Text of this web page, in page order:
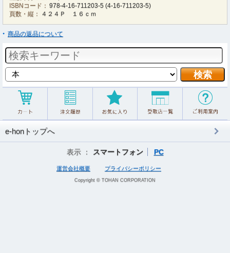
ISBNコード： 978-4-16-711203-5 (4-16-711203-5)
頁数・縦：
４２４Ｐ １６ｃｍ
商品の返品について
e-honトップへ
表示 ： スマートフォン PC
運営会社概要 プライバシーポリシー
Copyright © TOHAN CORPORATION